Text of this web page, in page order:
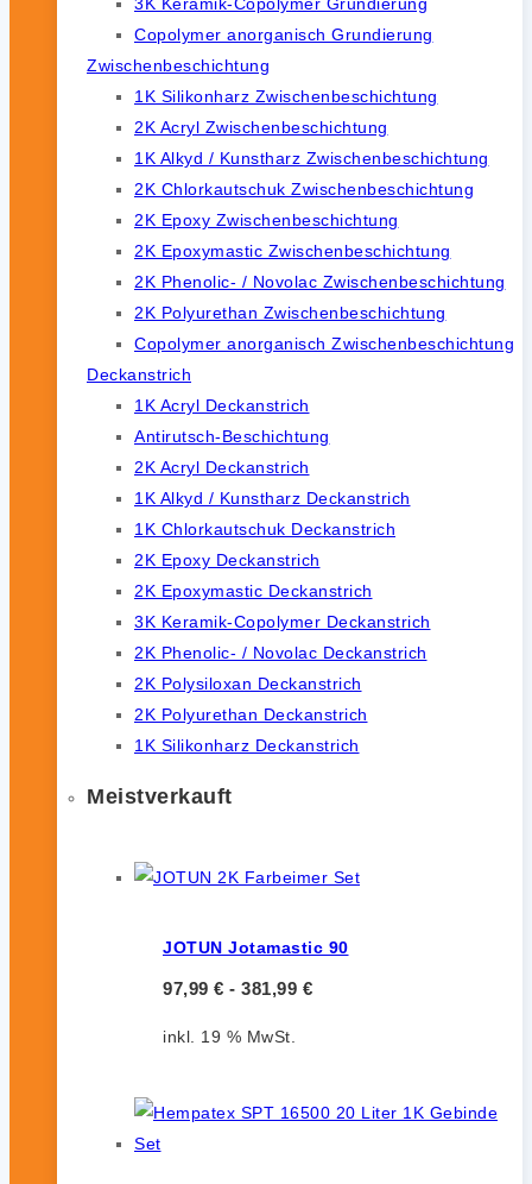
Copolymer anorganisch Grundierung
Zwischenbeschichtung
1K Silikonharz Zwischenbeschichtung
2K Acryl Zwischenbeschichtung
1K Alkyd / Kunstharz Zwischenbeschichtung
2K Chlorkautschuk Zwischenbeschichtung
2K Epoxy Zwischenbeschichtung
2K Epoxymastic Zwischenbeschichtung
2K Phenolic- / Novolac Zwischenbeschichtung
2K Polyurethan Zwischenbeschichtung
Copolymer anorganisch Zwischenbeschichtung
Deckanstrich
1K Acryl Deckanstrich
Antirutsch-Beschichtung
2K Acryl Deckanstrich
1K Alkyd / Kunstharz Deckanstrich
1K Chlorkautschuk Deckanstrich
2K Epoxy Deckanstrich
2K Epoxymastic Deckanstrich
3K Keramik-Copolymer Deckanstrich
2K Phenolic- / Novolac Deckanstrich
2K Polysiloxan Deckanstrich
2K Polyurethan Deckanstrich
1K Silikonharz Deckanstrich
Meistverkauft
JOTUN Jotamastic 90
97,99 € - 381,99 €
inkl. 19 % MwSt.